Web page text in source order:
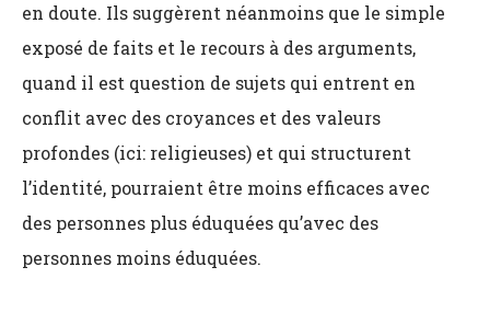
en doute. Ils suggèrent néanmoins que le simple
exposé de faits et le recours à des arguments,
quand il est question de sujets qui entrent en
conflit avec des croyances et des valeurs
profondes (ici: religieuses) et qui structurent
l’identité, pourraient être moins efficaces avec
des personnes plus éduquées qu’avec des
personnes moins éduquées.